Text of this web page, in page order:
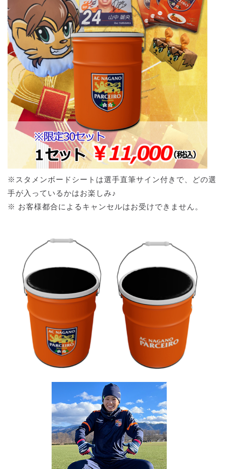
※スタメンボードシートは選手直筆サイン付きで、どの選
手が入っているかはお楽しみ♪
※ お客様都合によるキャンセルはお受けできません。